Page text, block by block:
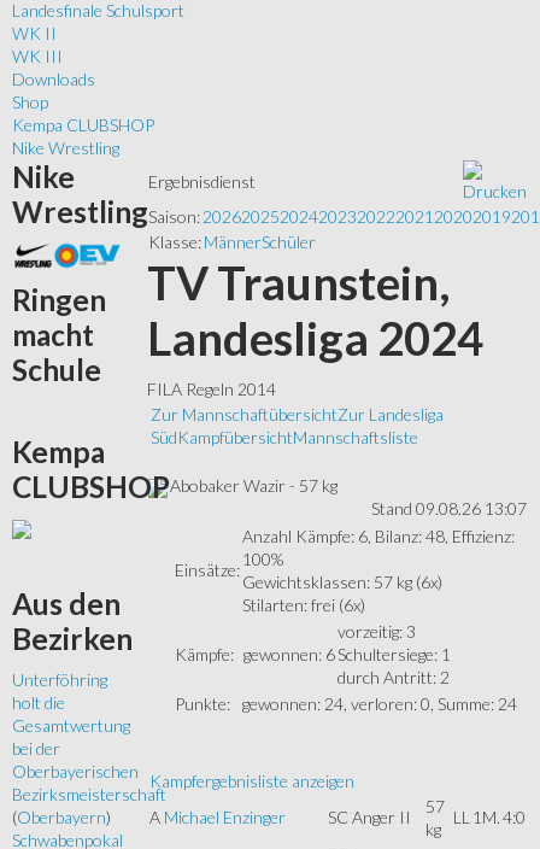
Landesfinale Schulsport
WK II
WK III
Downloads
Shop
Kempa CLUBSHOP
Nike Wrestling
Ergebnisdienst
Saison:202620252024202320222021 20202019
Klasse:MännerSchüler
TV Traunstein,
Landesliga 2024
FILA Regeln 2014
Zur MannschaftübersichtZur Landesliga
SüdKampfübersichtMannschaftsliste
Abobaker Wazir - 57 kg
Stand 09.08.26 13:07
Einsätze:
Anzahl Kämpfe: 6, Bilanz: 48, Effizienz:
100%
Gewichtsklassen: 57 kg (6x)
Stilarten: frei (6x)
Kämpfe: gewonnen: 6
vorzeitig: 3
Schultersiege: 1
durch Antritt: 2
Punkte: gewonnen: 24, verloren: 0, Summe: 24
Kampfergebnisliste anzeigen
A Michael Enzinger SC Anger II
57
kg
LL 1M.4:0
Nike
Wrestling
Ringen
macht
Schule
Kempa
CLUBSHOP
Aus den
Bezirken
Unterföhring
holt die
Gesamtwertung
bei der
Oberbayerischen
Bezirksmeisterschaft
(Oberbayern)
Schwabenpokal